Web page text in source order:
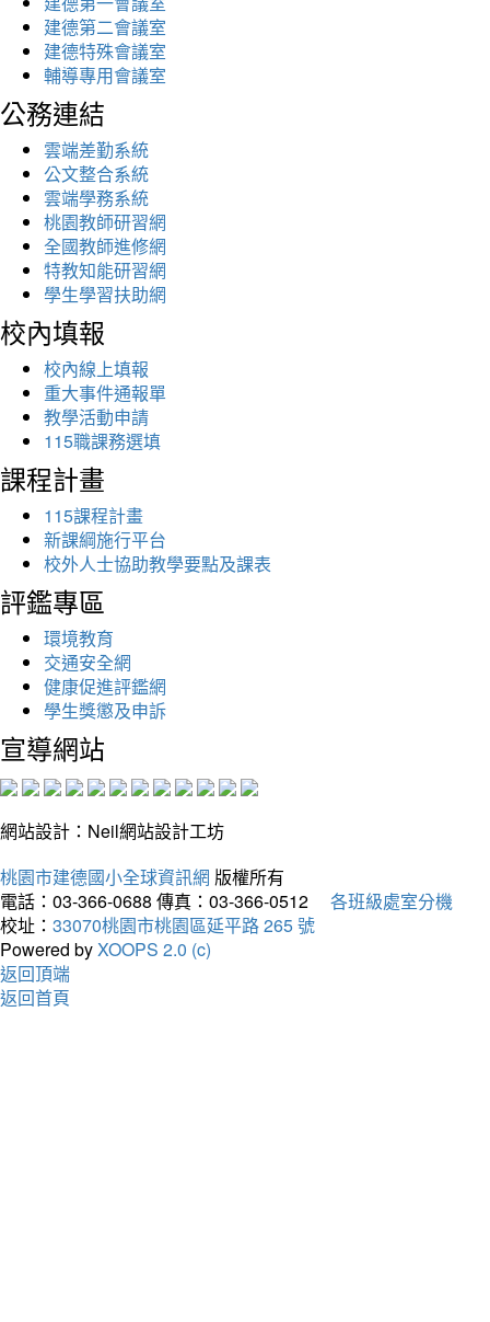
建德第二會議室
建德特殊會議室
輔導專用會議室
公務連結
雲端差勤系統
公文整合系統
雲端學務系統
桃園教師研習網
全國教師進修網
特教知能研習網
學生學習扶助網
校內填報
校內線上填報
重大事件通報單
教學活動申請
115職課務選填
課程計畫
115課程計畫
新課綱施行平台
校外人士協助教學要點及課表
評鑑專區
環境教育
交通安全網
健康促進評鑑網
學生獎懲及申訴
宣導網站
網站設計：Neil網站設計工坊
桃園市建德國小全球資訊網 版權所有
電話：03-366-0688 傳真：03-366-0512
各班級處室分機
校址： 33070桃園市桃園區延平路 265 號
Powered byXOOPS 2.0 (c)
返回頂端
返回首頁